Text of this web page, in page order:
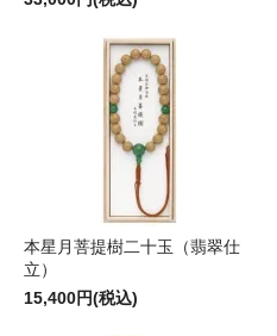
本星月菩提樹二十玉（翡翠仕
立）
15,400円(税込)